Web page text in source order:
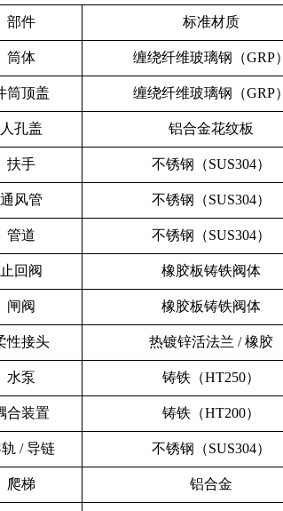
部件 标准材质
筒体 缠绕纤维玻璃钢（GRP）
筒顶盖 缠绕纤维玻璃钢（GRP）
人孔盖 铝合金花纹板
扶手 不锈钢（SUS304）
通风管 不锈钢（SUS304）
管道 不锈钢（SUS304）
止回阀 橡胶板铸铁阀体
闸阀 橡胶板铸铁阀体
性接头 热镀锌活法兰 / 橡胶
水泵 铸铁（HT250）
合装置 铸铁（HT200）
/ 导链 不锈钢（SUS304）
爬梯 铝合金